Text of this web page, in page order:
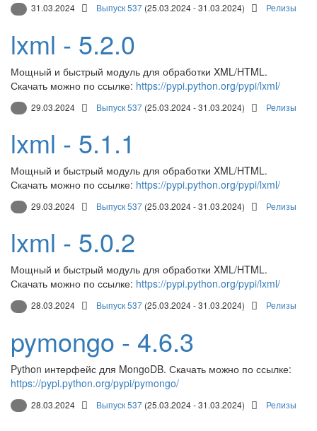
31.03.2024 Выпуск 537 (25.03.2024 - 31.03.2024) Релизы
lxml - 5.2.0
Мощный и быстрый модуль для обработки XML/HTML.
Скачать можно по ссылке: https://pypi.python.org/pypi/lxml/
29.03.2024 Выпуск 537 (25.03.2024 - 31.03.2024) Релизы
lxml - 5.1.1
Мощный и быстрый модуль для обработки XML/HTML.
Скачать можно по ссылке: https://pypi.python.org/pypi/lxml/
29.03.2024 Выпуск 537 (25.03.2024 - 31.03.2024) Релизы
lxml - 5.0.2
Мощный и быстрый модуль для обработки XML/HTML.
Скачать можно по ссылке: https://pypi.python.org/pypi/lxml/
28.03.2024 Выпуск 537 (25.03.2024 - 31.03.2024) Релизы
pymongo - 4.6.3
Python интерфейс для MongoDB. Скачать можно по ссылке:
https://pypi.python.org/pypi/pymongo/
28.03.2024 Выпуск 537 (25.03.2024 - 31.03.2024) Релизы